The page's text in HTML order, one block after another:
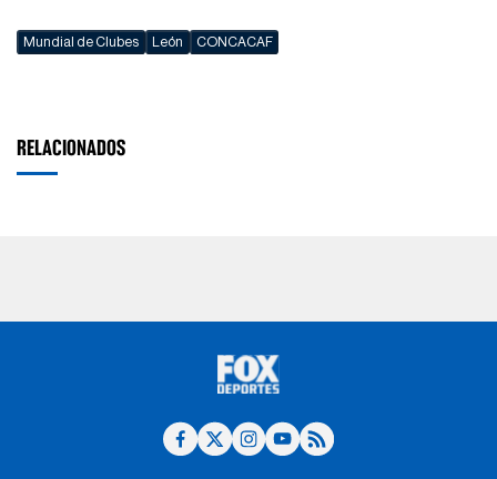
Mundial de Clubes León CONCACAF
RELACIONADOS